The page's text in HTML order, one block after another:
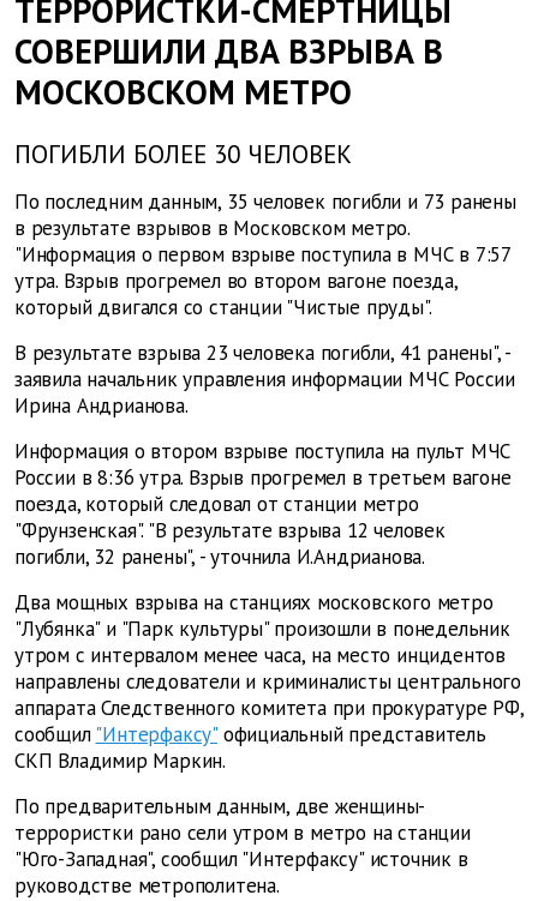
ТЕРРОРИСТКИ-СМЕРТНИЦЫ
СОВЕРШИЛИ ДВА ВЗРЫВА В
МОСКОВСКОМ МЕТРО
ПОГИБЛИ БОЛЕЕ 30 ЧЕЛОВЕК
По последним данным, 35 человек погибли и 73 ранены
в результате взрывов в Московском метро.
"Информация о первом взрыве поступила в МЧС в 7:57
утра. Взрыв прогремел во втором вагоне поезда,
который двигался со станции "Чистые пруды".
В результате взрыва 23 человека погибли, 41 ранены", -
заявила начальник управления информации МЧС России
Ирина Андрианова.
Информация о втором взрыве поступила на пульт МЧС
России в 8:36 утра. Взрыв прогремел в третьем вагоне
поезда, который следовал от станции метро
"Фрунзенская". "В результате взрыва 12 человек
погибли, 32 ранены", - уточнила И.Андрианова.
Два мощных взрыва на станциях московского метро
"Лубянка" и "Парк культуры" произошли в понедельник
утром с интервалом менее часа, на место инцидентов
направлены следователи и криминалисты центрального
аппарата Следственного комитета при прокуратуре РФ,
сообщил "Интерфаксу"официальный представитель
СКП Владимир Маркин.
По предварительным данным, две женщины-
террористки рано сели утром в метро на станции
"Юго-Западная", сообщил "Интерфаксу" источник в
руководстве метрополитена.